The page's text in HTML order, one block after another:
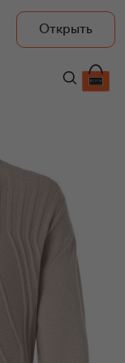
Открыть
206 000 ₽